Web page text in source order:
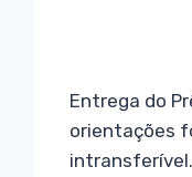
Entrega do
orientações
intransferível.